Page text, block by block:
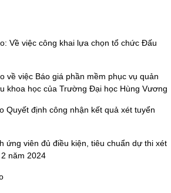
Về việc công khai lựa chọn tổ chức Đấu
về việc Báo giá phần mềm phục vụ quản
khoa học của Trường Đại học Hùng Vương
Quyết định công nhận kết quả xét tuyển
ứng viên đủ điều kiện, tiêu chuẩn dự thi xét
năm 2024